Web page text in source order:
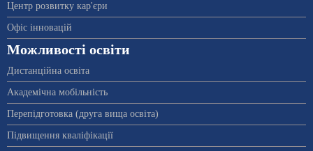
Центр розвитку кар'єри
Офіс інновацій
Можливості освіти
Дистанційна освіта
Академічна мобільність
Перепідготовка (друга вища освіта)
Підвищення кваліфікації